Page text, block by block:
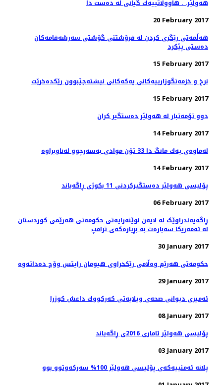
هەولێر. . هاووڵاتییەك گیانی لە دەست دا
20 February 2017
هه‌ڵمه‌تی رێگری كردن له‌ فرۆشتنی گۆشتی سه‌رشه‌قامه‌كان
ده‌ستی پێكرد
15 February 2017
نرخ و خزمه‌تگوزارییه‌كانی یه‌كه‌كانی نیشته‌جێبوون رێكده‌خرێت
15 February 2017
دوو تۆمەتبار لە هەولێر دەستگیر كران
14 February 2017
14 February 2017
پۆلیسی هەولێر دەستگیركردنی 11 بكوژی ڕاگەیاند
06 February 2017
ڕاگەیەندراوێک لە لایەن نوێنەرایەتی حکومەتی هەرێمی کوردستان
لە ئەمەریکا سەبارەت بە بڕیارەکەی ترامپ
30 January 2017
29 January 2017
ئەمیری دیوانی صحەی ویلایەتی كه‌ركووك داعش کوژرا
08 January 2017
پۆلیسی هەولێر ئاماری 2016ی ڕاگەیاند
03 January 2017
پلانە ئەمنییەكەی پۆلیسی هەولێر 100% سەركەوتوو بوو